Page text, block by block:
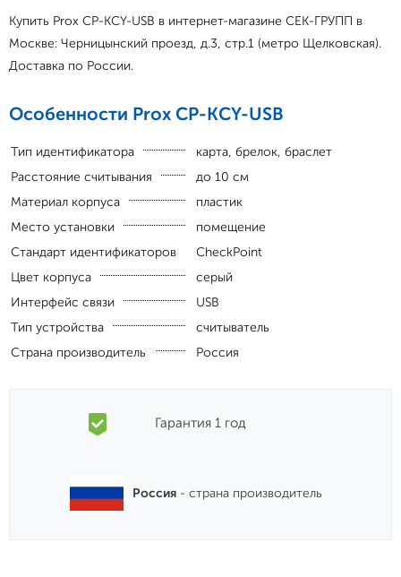
Купить Prox CP-KCY-USB в интернет-магазине СЕК-ГРУПП в
Москве: Черницынский проезд, д.3, стр.1 (метро Щелковская).
Доставка по России.
Особенности Prox CP-KCY-USB
Тип идентификатора
карта, брелок, браслет
Расстояние считывания
до 10 см
Материал корпуса
пластик
Место установки
помещение
Стандарт идентификаторов
CheckPoint
Цвет корпуса
серый
Интерфейс связи
USB
Тип устройства
считыватель
Страна производитель
Россия
Гарантия 1 год
Россия - страна производитель